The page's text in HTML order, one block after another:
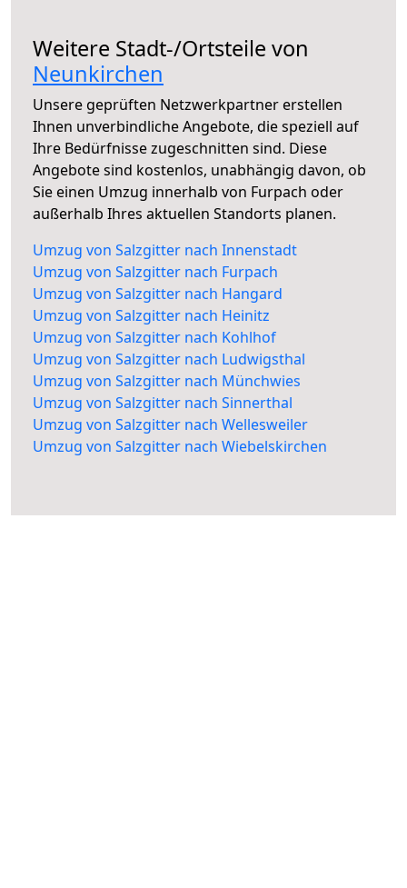
Weitere Stadt-/Ortsteile von
Neunkirchen
Unsere geprüften Netzwerkpartner erstellen
Ihnen unverbindliche Angebote, die speziell auf
Ihre Bedürfnisse zugeschnitten sind. Diese
Angebote sind kostenlos, unabhängig davon, ob
Sie einen Umzug innerhalb von Furpach oder
außerhalb Ihres aktuellen Standorts planen.
Umzug von Salzgitter nach Innenstadt
Umzug von Salzgitter nach Furpach
Umzug von Salzgitter nach Hangard
Umzug von Salzgitter nach Heinitz
Umzug von Salzgitter nach Kohlhof
Umzug von Salzgitter nach Ludwigsthal
Umzug von Salzgitter nach Münchwies
Umzug von Salzgitter nach Sinnerthal
Umzug von Salzgitter nach Wellesweiler
Umzug von Salzgitter nach Wiebelskirchen